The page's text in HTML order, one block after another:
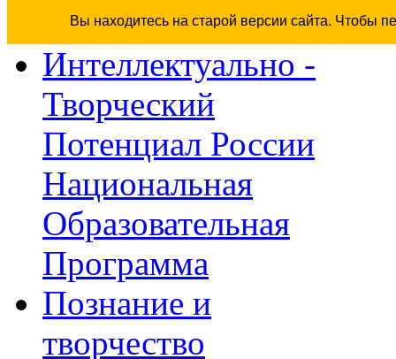
Вы находитесь на старой версии сайта. Чтобы
Интеллектуально -
Творческий
Потенциал России
Национальная
Образовательная
Программа
Познание и
творчество